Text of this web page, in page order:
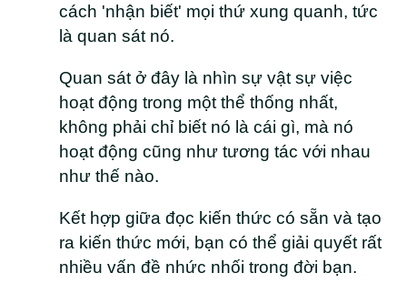
cách 'nhận biết' mọi thứ xung quanh, tức
là quan sát nó.
Quan sát ở đây là nhìn sự vật sự việc
hoạt động trong một thể thống nhất,
không phải chỉ biết nó là cái gì, mà nó
hoạt động cũng như tương tác với nhau
như thế nào.
Kết hợp giữa đọc kiến thức có sẵn và tạo
ra kiến thức mới, bạn có thể giải quyết rất
nhiều vấn đề nhức nhối trong đời bạn.